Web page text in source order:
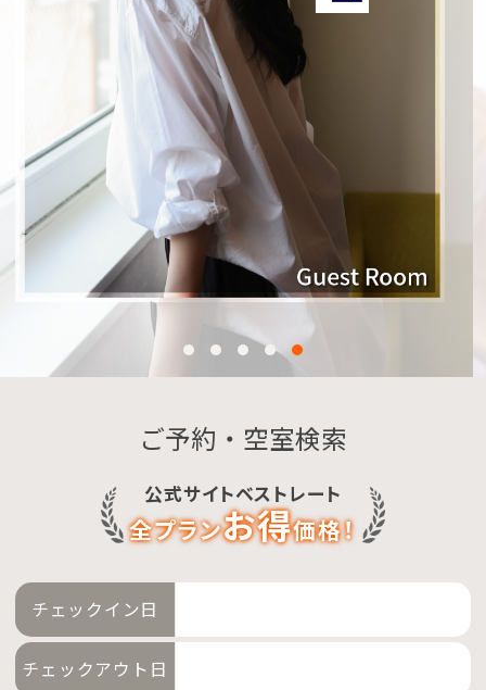
ご予約・空室検索
公式サイトベストレート
全プランお得価格！
チェックイン日
チェックアウト日